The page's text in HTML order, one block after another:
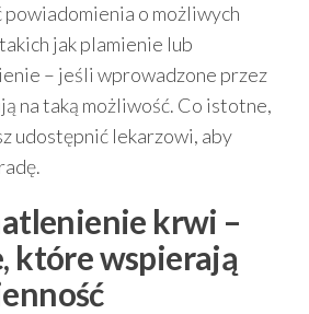
powiadomienia o możliwych
jak plamienie lub
– jeśli wprowadzone przez
na taką możliwość. Co istotne,
udostępnić lekarzowi, aby
krwi –
które wspierają